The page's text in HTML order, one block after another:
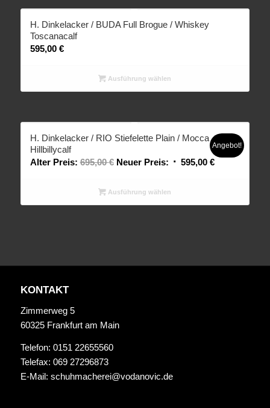
H. Dinkelacker / BUDA Full Brogue / Whiskey
Toscanacalf
595,00 €
Ausführung wählen
H. Dinkelacker / RIO Stiefelette Plain / Mocca
Hillbillycalf
Alter Preis: 695,00€ Neuer Preis: 595,00 €
Angebot!
Ausführung wählen
KONTAKT
Zimmerweg 5
60325 Frankfurt am Main
Telefon: 0151 22655560
Telefax: 069 27296873
E-Mail: schuhmacherei@vodanovic.de